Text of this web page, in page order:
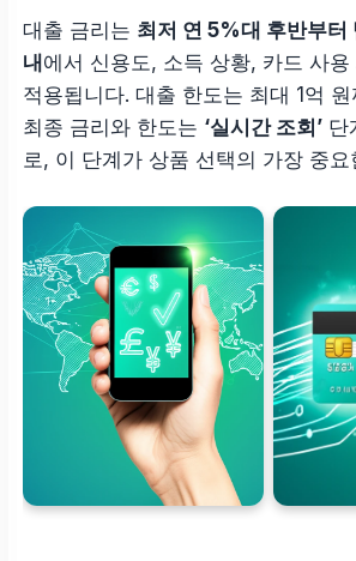
대출 금리는 최저 연 5%대 후반부터
내에서 신용도, 소득 상황, 카드 사
적용됩니다. 대출 한도는 최대 1억
최종 금리와 한도는 ‘실시간 조회’ 단
로, 이 단계가 상품 선택의 가장 중